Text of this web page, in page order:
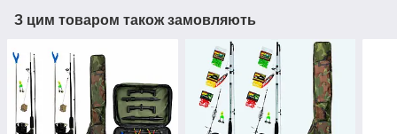
З цим товаром також замовляють